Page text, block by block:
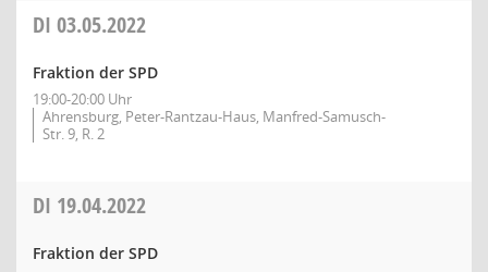
DI 03.05.2022
Fraktion der SPD
19:00-20:00 Uhr
Ahrensburg, Peter-Rantzau-Haus, Manfred-Samusch-
Str. 9, R. 2
DI 19.04.2022
Fraktion der SPD